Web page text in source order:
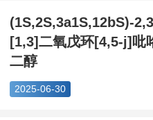
(1S,2S,3a1S,12bS)-
(1S,2S,3a1S,12bS)-
[1,3]二氧戊环[4,5-j]吡
二醇
2025-06-30